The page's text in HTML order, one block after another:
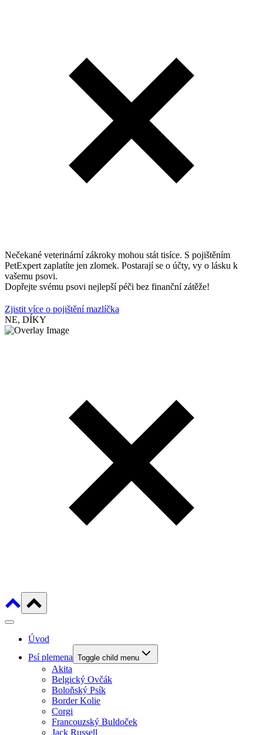
Nečekané veterinární zákroky mohou stát tisíce. S pojištěním
PetExpert zaplatíte jen zlomek. Postarají se o účty, vy o lásku k
vašemu psovi.
Dopřejte svému psovi nejlepší péči bez finanční zátěže!
Zjistit více o pojištění mazlíčka
NE, DÍKY
Úvod
Psí plemena Toggle child menu
Akita
Belgický Ovčák
Boloňský Psík
Border Kolie
Corgi
Francouzský Buldoček
Jack Russell